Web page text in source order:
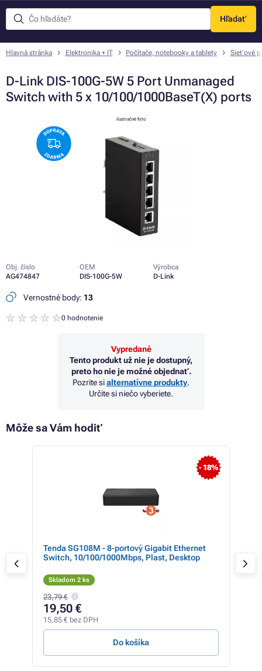
Hľadať
Menu
Hlavná stránka Elektronika + IT Počítače, notebooky a tablety Sieťové
D-Link DIS-100G-5W 5 Port Unmanaged
Switch with 5 x 10/100/1000BaseT(X) ports
ilustračné foto
Obj. číslo
AG474847
OEM
DIS-100G-5W
Výrobca
D-Link
Vernostné body: 13
0 hodnotenie
Vypredané
Tento produkt už nie je dostupný,
preto ho nie je možné objednať.
Pozrite sialternatívne produkty.
Určite si niečo vyberiete.
Môže sa Vám hodiť
- 18%
Tenda SG108M - 8-portový Gigabit Ethernet
Switch, 10/100/1000Mbps, Plast, Desktop
Skladom 2 ks
23,79 €
19,50 €
15,85 € bez DPH
Do košíka